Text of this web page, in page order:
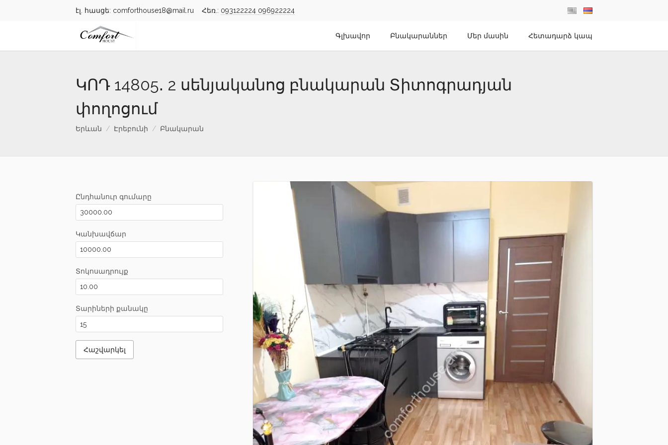
էլ. հասցե: comforthouse18@mail.ru Հեռ.: 093122224 096922224
Գլխավոր Բնակարաններ Մեր մասին Հետադարձ կապ
ԿՈԴ 14805․ 2 սենյականոց բնակարան Տիտոգրադյան
փողոցում
Երևան Էրեբունի Բնակարան
Ընդհանուր գումարը
Կանխավճար
Տոկոսադրույք
Տարիների քանակը